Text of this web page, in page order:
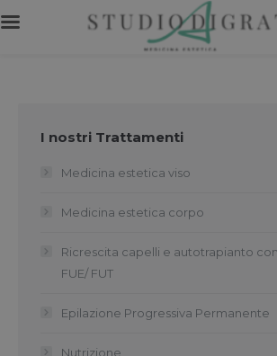
I nostri Trattamenti
Medicina estetica viso
Medicina estetica corpo
Ricrescita capelli e autotrapianto
FUE/ FUT
Epilazione Progressiva Permanente
Nutrizione